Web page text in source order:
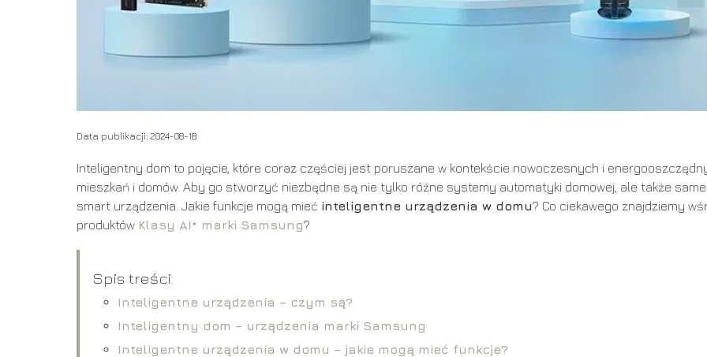
Data publikacji: 2024-08-18
Inteligentny dom to pojęcie, które coraz częściej jest poruszane w kontekście nowoczesnych i
mieszkań i domów. Aby go stworzyć niezbędne są nie tylko różne systemy automatyki domowej, ale także same
smart urządzenia. Jakie funkcje mogą mieć inteligentne urządzenia w domu? Co ciekawego znajdziemy
produktów Klasy AI* marki Samsung?
Spis treści:
Inteligentne urządzenia – czym są?
Inteligentny dom – urządzenia marki Samsung
Inteligentne urządzenia w domu – jakie mogą mieć funkcje?